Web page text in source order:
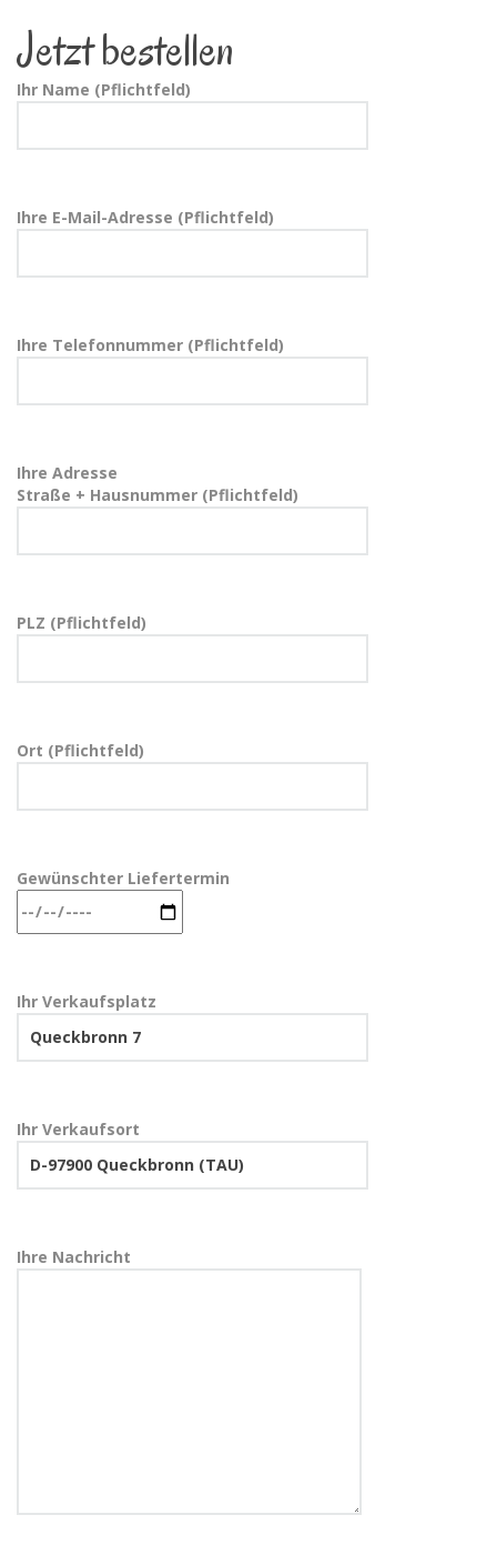
Jetzt bestellen
Ihr Name (Pflichtfeld)
Ihre E-Mail-Adresse (Pflichtfeld)
Ihre Telefonnummer (Pflichtfeld)
Ihre Adresse
Straße + Hausnummer (Pflichtfeld)
PLZ (Pflichtfeld)
Ort (Pflichtfeld)
Gewünschter Liefertermin
Ihr Verkaufsplatz
Ihr Verkaufsort
Ihre Nachricht